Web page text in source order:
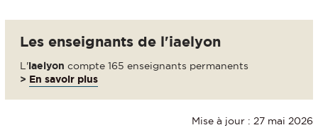
Les enseignants de l'iaelyon
L'iaelyon compte 165 enseignants permanents
> En savoir plus
Mise à jour : 27 mai 2026